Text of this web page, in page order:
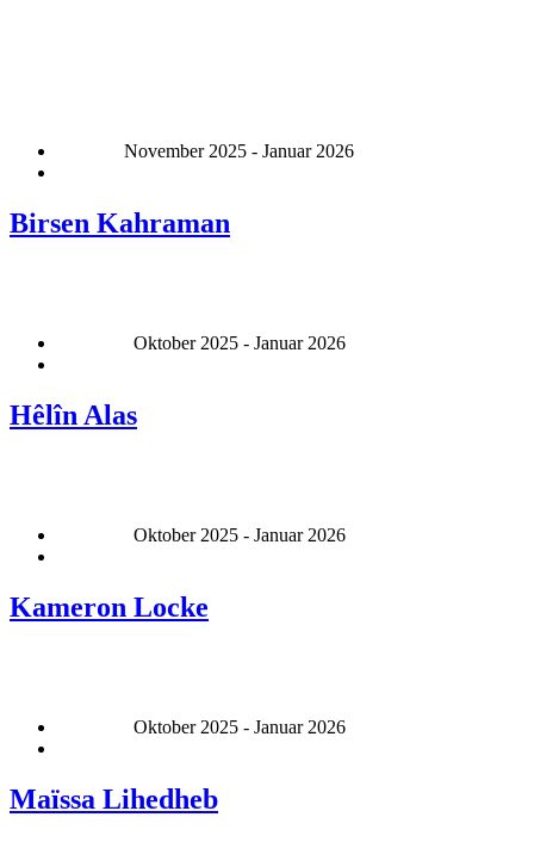
November 2025 - Januar 2026
Birsen Kahraman
Oktober 2025 - Januar 2026
Hêlîn Alas
Oktober 2025 - Januar 2026
Kameron Locke
Oktober 2025 - Januar 2026
Maïssa Lihedheb